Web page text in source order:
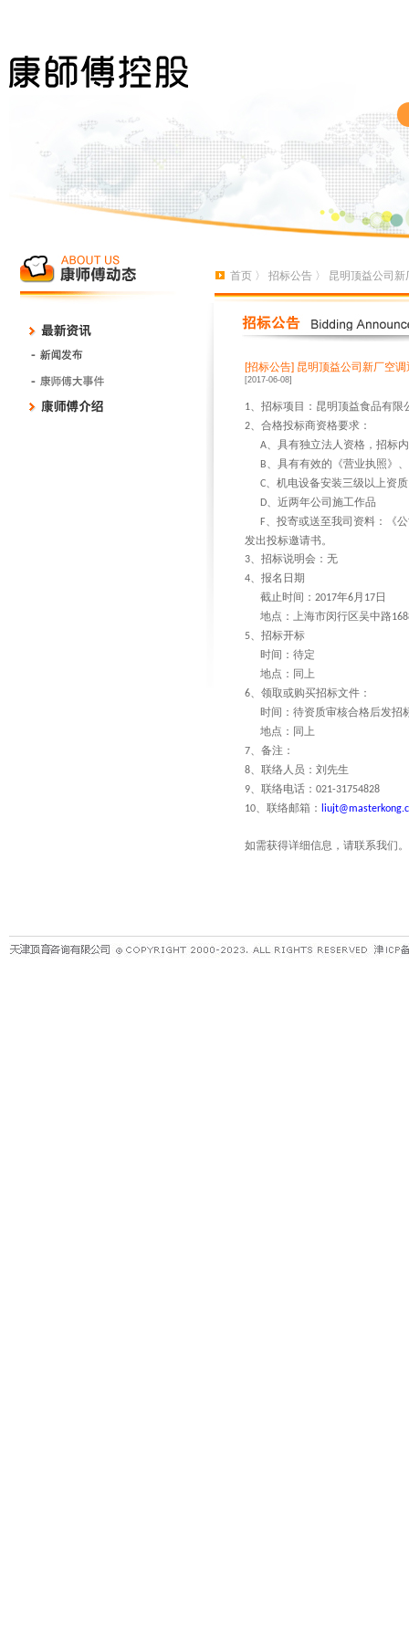
首页 〉 招标公告 〉 昆明顶益公司
[招标公告] 昆明顶益公司新厂空
[2017-06-08]
1、招标项目：昆明顶益食品有
2、合格投标商资格要求：
A、具有独立法人资格，招标
B、具有有效的《营业执照》
C、机电设备安装三级以上资
D、近两年公司施工作品
F、投寄或送至我司资料：《
发出投标邀请书。
3、招标说明会：无
4、报名日期
截止时间： 2017年6月 17日
地点：上海市闵行区吴中路
5、招标开标
时间：待定
地点：同上
6、领取或购买招标文件：
时间：待资质审核合格后发招
地点：同上
7、备注：
8、联络人员：刘先生
9、联络电话： 021-31754828
10、联络邮箱：
如需获得详细信息，请联系我们。